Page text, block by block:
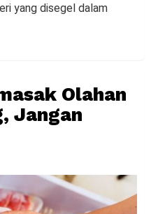
yang disegel dalam
Olahan
Jangan